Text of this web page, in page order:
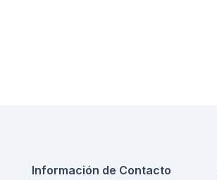
Información de Contacto